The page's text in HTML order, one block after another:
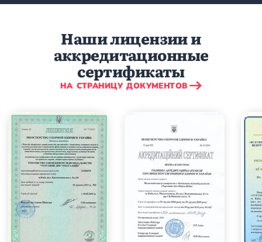
Наши лицензии и
аккредитационные
сертификаты
НА СТРАНИЦУ ДОКУМЕНТОВ